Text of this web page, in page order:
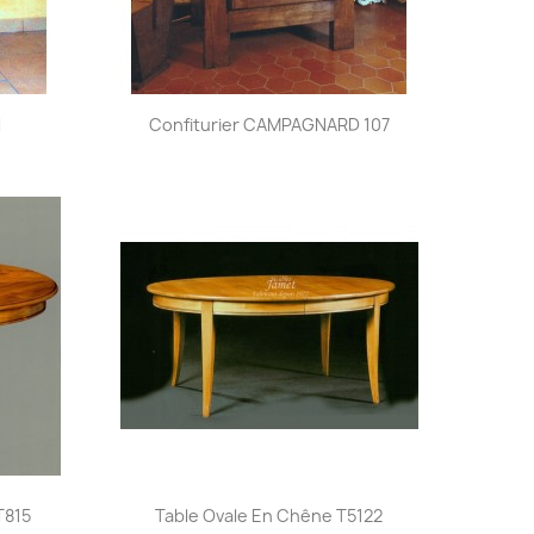
Aperçu rapide
Confiturier CAMPAGNARD 107
Aperçu rapide
Table Ovale En Chêne T5122